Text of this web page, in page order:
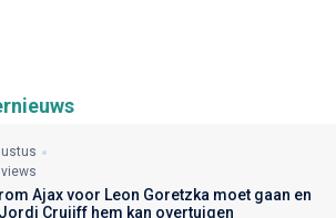
Ajax voor Leon Goretzka moet gaan en
Cruijff hem kan overtuigen